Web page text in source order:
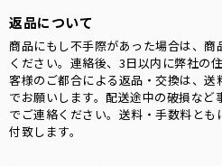
返品について
商品にもし不手際があった場合は、
ください。連絡後、3日以内に弊社の
客様のご都合による返品・交換は、送
でお願いします。配送途中の破損など
でご連絡ください。送料・手数料と
付致します。